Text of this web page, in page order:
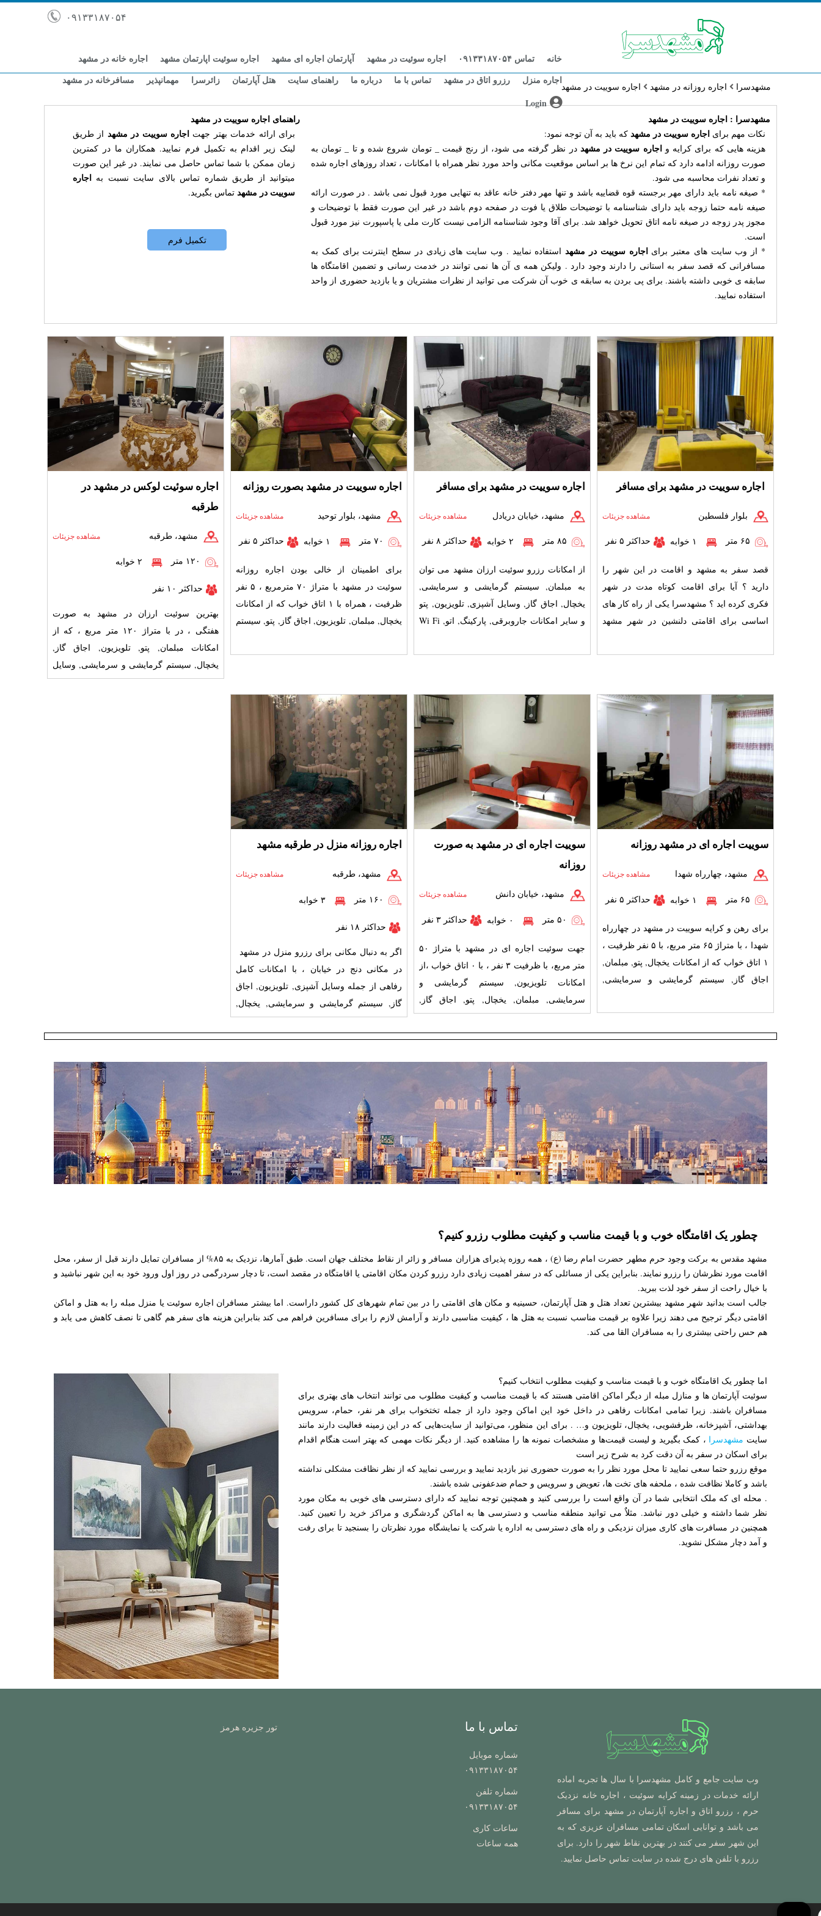
۰۹۱۳۳۱۸۷۰۵۴
خانه تماس ۰۹۱۳۳۱۸۷۰۵۴ اجاره سوئیت در مشهد آپارتمان اجاره ای مشهد اجاره سوئیت اپارتمان مشهد
اجاره خانه در مشهد
اجاره منزل
رزرو اتاق در مشهد تماس با ما درباره ما راهنمای سایت هتل آپارتمان زائرسرا مهمانپذیر
مسافرخانه در مشهد
Login
مشهدسرا اجاره روزانه در مشهد اجاره سوییت در مشهد
مشهدسرا : اجاره سوییت در مشهد
نکات مهم برای اجاره سوییت در مشهد که باید به آن توجه نمود:
هزینه هایی که برای کرایه واجاره سوییت در مشهد در نظر گرفته می شود، از رنج قیمت _ تومان شروع شده و تا _ تومان به
صورت روزانه ادامه دارد که تمام این نرخ ها بر اساس موقعیت مکانی واحد مورد نظر همراه با امکانات ، تعداد روزهای اجاره شده
و تعداد نفرات محاسبه می شود.
* صیغه نامه باید دارای مهر برجسته قوه قضاییه باشد و تنها مهر دفتر خانه عاقد به تنهایی مورد قبول نمی باشد . در صورت ارائه
صیغه نامه حتما زوجه باید دارای شناسنامه با توضیحات طلاق یا فوت در صفحه دوم باشد در غیر این صورت فقط با توضیحات و
مجوز پدر زوجه در صیغه نامه اتاق تحویل خواهد شد. برای آقا وجود شناسنامه الزامی نیست کارت ملی یا پاسپورت نیز مورد قبول
است.
* از وب سایت های معتبر برایاجاره سوییت در مشهداستفاده نمایید . وب سایت های زیادی در سطح اینترنت برای کمک به
مسافرانی که قصد سفر به استانی را دارند وجود دارد . ولیکن همه ی آن ها نمی توانند در خدمت رسانی و تضمین اقامتگاه ها
سابقه ی خوبی داشته باشند. برای پی بردن به سابقه ی خوب آن شرکت می توانید از نظرات مشتریان و یا بازدید حضوری از واحد
استفاده نمایید.
راهنمای اجاره سوییت در مشهد
برای ارائه خدمات بهتر جهت اجاره سوییت در مشهد از طریق
لینک زیر اقدام به تکمیل فرم نمایید. همکاران ما در کمترین
زمان ممکن با شما تماس حاصل می نمایند. در غیر این صورت
میتوانید از طریق شماره تماس بالای سایت نسبت به اجاره
سوییت در مشهد تماس بگیرید.
تکمیل فرم
اجاره سوییت در مشهد برای مسافر
بلوار فلسطین مشاهده جزیئات
حداکثر ۵ نفر
قصد سفر به مشهد و اقامت در این شهر را
دارید ؟ آیا برای اقامت کوتاه مدت در شهر
فکری کرده اید ؟ مشهدسرا یکی از راه کار های
اساسی برای اقامتی دلنشین در شهر مشهد
اجاره سوییت در مشهد برای مسافر
مشهد، خیابان دریادل مشاهده جزیئات
حداکثر ۸ نفر
از امکانات رزرو سوئیت ارزان مشهد می توان
به مبلمان, سیستم گرمایشی و سرمایشی,
یخچال, اجاق گاز, وسایل آشپزی, تلویزیون, پتو
و سایر امکانات جاروبرقی, پارکینگ, اتو, Wi Fi
اجاره سوییت در مشهد بصورت روزانه
مشهد، بلوار توحید مشاهده جزیئات
حداکثر ۵ نفر
برای اطمینان از خالی بودن اجاره روزانه
سوئیت در مشهد با متراژ ۷۰ مترمربع ، ۵ نفر
ظرفیت ، همراه با ۱ اتاق خواب که از امکانات
یخچال, مبلمان, تلویزیون, اجاق گاز, پتو, سیستم
اجاره سوئیت لوکس در مشهد در
طرقبه
مشهد، طرقبه مشاهده جزیئات
حداکثر ۱۰ نفر
بهترین سوئیت ارزان در مشهد به صورت
هفتگی ، در با متراژ ۱۲۰ متر مربع ، که از
امکانات مبلمان, پتو, تلویزیون, اجاق گاز,
یخچال, سیستم گرمایشی و سرمایشی, وسایل
آشپزی و سایر امکانات Wi
سوییت اجاره ای در مشهد روزانه
مشهد، چهارراه شهدا مشاهده جزیئات
حداکثر ۵ نفر
برای رهن و کرایه سوییت در مشهد در چهارراه
شهدا ، با متراژ ۶۵ متر مربع، با ۵ نفر ظرفیت ،
۱ اتاق خواب که از امکانات یخچال, پتو, مبلمان,
اجاق گاز, سیستم گرمایشی و سرمایشی,
سوییت اجاره ای در مشهد به صورت
روزانه
مشهد، خیابان دانش مشاهده جزیئات
حداکثر ۳ نفر
جهت سوئیت اجاره ای در مشهد با متراژ ۵۰
متر مربع، با ظرفیت ۳ نفر ، با ۰ اتاق خواب ،از
امکانات تلویزیون, سیستم گرمایشی و
سرمایشی, مبلمان, یخچال, پتو, اجاق گاز,
وسایل آشپزی برخوردار
اجاره روزانه منزل در طرقبه مشهد
مشهد، طرقبه مشاهده جزیئات
حداکثر ۱۸ نفر
اگر به دنبال مکانی برای رزرو منزل در مشهد
در مکانی دنج در خیابان ، با امکانات کامل
رفاهی از جمله وسایل آشپزی, تلویزیون, اجاق
گاز, سیستم گرمایشی و سرمایشی, یخچال,
مبلمان, پتو
چطور یک اقامتگاه خوب و با قیمت مناسب و کیفیت مطلوب رزرو کنیم؟
مشهد مقدس به برکت وجود حرم مطهر حضرت امام رضا (ع) ، همه روزه پذیرای هزاران مسافر و زائر از نقاط مختلف جهان است. طبق آمارها، نزدیک به ۸۵% از مسافران تمایل دارند قبل از سفر، محل
اقامت مورد نظرشان را رزرو نمایند. بنابراین یکی از مسائلی که در سفر اهمیت زیادی دارد رزرو کردن مکان اقامتی یا اقامتگاه در مقصد است، تا دچار سردرگمی در روز اول ورود خود به این شهر نباشید و
با خیال راحت از سفر خود لذت ببرید.
جالب است بدانید شهر مشهد بیشترین تعداد هتل و هتل آپارتمان، حسینیه و مکان های اقامتی را در بین تمام شهرهای کل کشور داراست. اما بیشتر مسافران اجاره سوئیت یا منزل مبله را به هتل و اماکن
اقامتی دیگر ترجیح می دهند زیرا علاوه بر قیمت مناسب نسبت به هتل ها ، کیفیت مناسبی دارند و آرامش لازم را برای مسافرین فراهم می کند بنابراین هزینه های سفر هم گاهی تا نصف کاهش می یابد و
هم حس راحتی بیشتری را به مسافران القا می کند.
اما چطور یک اقامتگاه خوب و با قیمت مناسب و کیفیت مطلوب انتخاب کنیم؟
سوئیت آپارتمان ها و منازل مبله از دیگر اماکن اقامتی هستند که با قیمت مناسب و کیفیت مطلوب می توانند انتخاب های بهتری برای
مسافران باشند. زیرا تمامی امکانات رفاهی در داخل خود این اماکن وجود دارد از جمله تختخواب برای هر نفر، حمام، سرویس
بهداشتی، آشپزخانه، ظرفشویی، یخچال، تلویزیون و… . برای این منظور، می‌توانید از سایت‌هایی که در این زمینه فعالیت دارند مانند
سایت مشهدسرا ، کمک بگیرید و لیست قیمت‌ها و مشخصات نمونه ها را مشاهده کنید. از دیگر نکات مهمی که بهتر است هنگام اقدام
برای اسکان در سفر به آن دقت کرد به شرح زیر است
موقع رزرو حتما سعی نمایید تا محل مورد نظر را به صورت حضوری نیز بازدید نمایید و بررسی نمایید که از نظر نظافت مشکلی نداشته
باشد و کاملا نظافت شده ، ملحفه های تخت ها، تعویض و سرویس و حمام ضدعفونی شده باشند.
. محله ای که ملک انتخابی شما در آن واقع است را بررسی کنید و همچنین توجه نمایید که دارای دسترسی های خوبی به مکان مورد
نظر شما داشته و خیلی دور نباشد. مثلاٌ می توانید منطقه مناسب و دسترسی ها به اماکن گردشگری و مراکز خرید را تعیین کنید.
همچنین در مسافرت های کاری میزان نزدیکی و راه های دسترسی به اداره یا شرکت یا نمایشگاه مورد نظرتان را بسنجید تا برای رفت
و آمد دچار مشکل نشوید.
وب سایت جامع و کامل مشهدسرا با سال ها تجربه اماده
ارائه خدمات در زمینه کرایه سوئیت ، اجاره خانه نزدیک
حرم ، رزرو اتاق و اجاره آپارتمان در مشهد برای مسافر
می باشد و توانایی اسکان تمامی مسافران عزیزی که به
این شهر سفر می کنند در بهترین نقاط شهر را دارد. برای
رزرو با تلفن های درج شده در سایت تماس حاصل نمایید.
تماس با ما
شماره موبایل
۰۹۱۳۳۱۸۷۰۵۴
شماره تلفن
۰۹۱۳۳۱۸۷۰۵۴
ساعات کاری
همه ساعات
تور جزیره هرمز